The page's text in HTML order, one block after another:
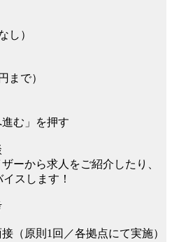
し）
まで）
進む」を押す
ーから求人をご紹介したり、
スします！
（原則1回／各拠点にて実施）